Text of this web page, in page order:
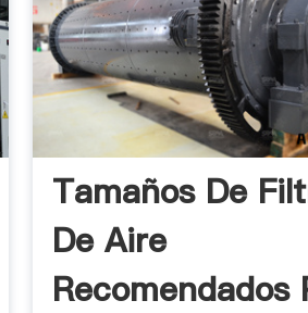
Tamaños De
De Aire
Recomendados